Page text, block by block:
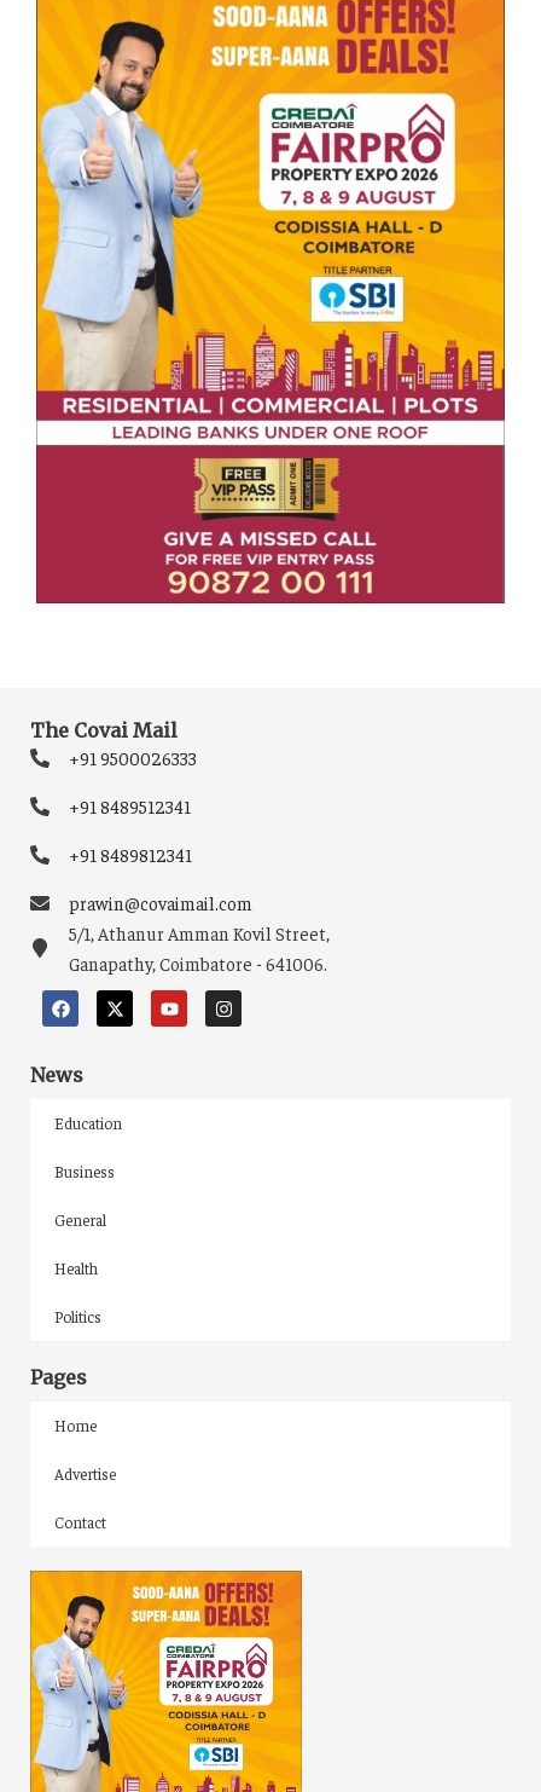
The Covai Mail
+91 9500026333
+91 8489512341
+91 8489812341
prawin@covaimail.com
5/1, Athanur Amman Kovil Street,
Ganapathy, Coimbatore - 641006.
News
Education
Business
General
Health
Politics
Pages
Home
Advertise
Contact